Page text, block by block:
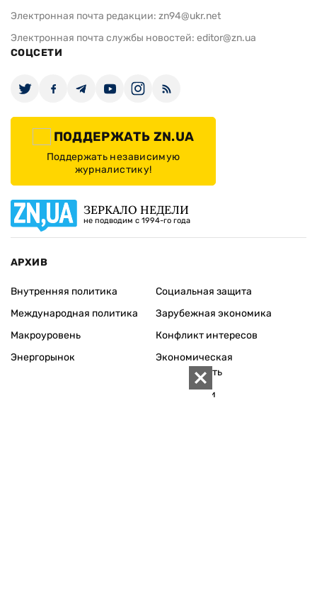
Электронная почта редакции: zn94@ukr.net
Электронная почта службы новостей: editor@zn.ua
СОЦСЕТИ
ПОДДЕРЖАТЬ ZN.UA
Поддержать независимую
журналистику!
ЗЕРКАЛО НЕДЕЛИ
не подводим с 1994-го года
АРХИВ
Внутренняя политика
Международная политика
Макроуровень
Энергорынок
Социальная защита
Зарубежная экономика
Конфликт интересов
Экономическая
безопасность
Персоналии